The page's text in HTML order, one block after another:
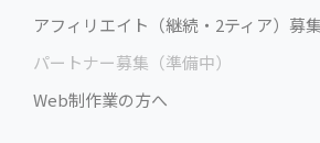
アフィリエイト（継続・2ティア）募
パートナー募集（準備中）
Web制作業の方へ